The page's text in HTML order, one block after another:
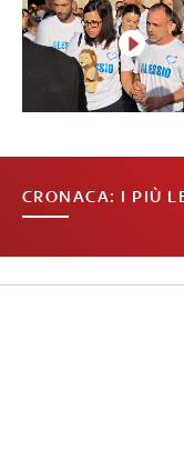
CRONACA: I PIÙ